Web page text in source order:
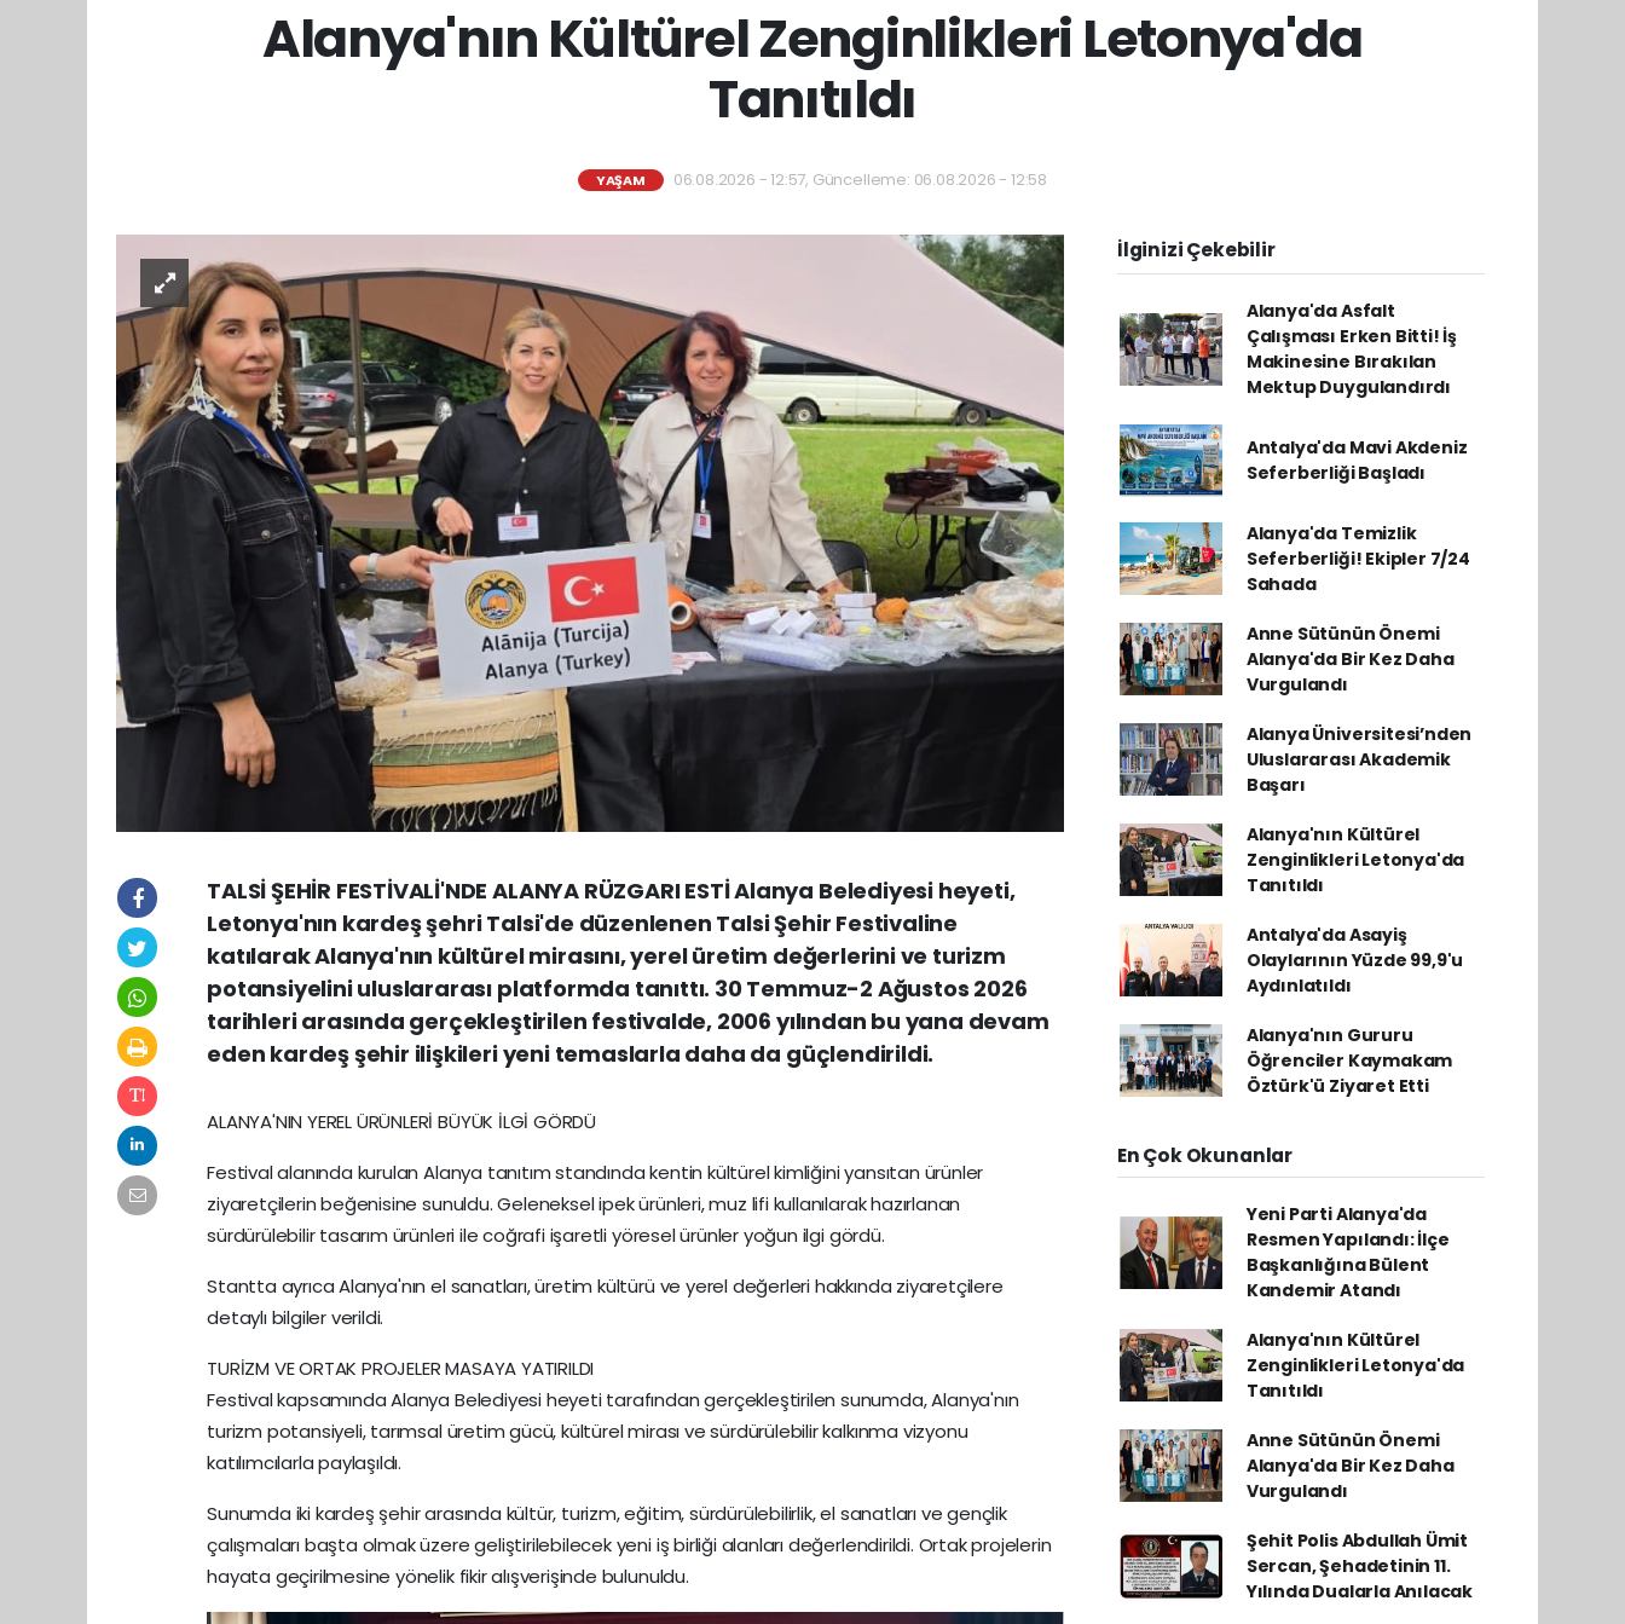
Alanya'nın Kültürel Zenginlikleri Letonya'da
Tanıtıldı
YAŞAM 06.08.2026 - 12:57, Güncelleme: 06.08.2026 - 12:58
TALSİ ŞEHİR FESTİVALİ'NDE ALANYA RÜZGARI ESTİ Alanya Belediyesi heyeti,
Letonya'nın kardeş şehri Talsi'de düzenlenen Talsi Şehir Festivaline
katılarak Alanya'nın kültürel mirasını, yerel üretim değerlerini ve turizm
potansiyelini uluslararası platformda tanıttı. 30 Temmuz-2 Ağustos 2026
tarihleri arasında gerçekleştirilen festivalde, 2006 yılından bu yana devam
eden kardeş şehir ilişkileri yeni temaslarla daha da güçlendirildi.
ALANYA'NIN YEREL ÜRÜNLERİ BÜYÜK İLGİ GÖRDÜ
Festival alanında kurulan Alanya tanıtım standında kentin kültürel kimliğini yansıtan ürünler
ziyaretçilerin beğenisine sunuldu. Geleneksel ipek ürünleri, muz lifi kullanılarak hazırlanan
sürdürülebilir tasarım ürünleri ile coğrafi işaretli yöresel ürünler yoğun ilgi gördü.
Stantta ayrıca Alanya'nın el sanatları, üretim kültürü ve yerel değerleri hakkında ziyaretçilere
detaylı bilgiler verildi.
TURİZM VE ORTAK PROJELER MASAYA YATIRILDI
Festival kapsamında Alanya Belediyesi heyeti tarafından gerçekleştirilen sunumda, Alanya'nın
turizm potansiyeli, tarımsal üretim gücü, kültürel mirası ve sürdürülebilir kalkınma vizyonu
katılımcılarla paylaşıldı.
Sunumda iki kardeş şehir arasında kültür, turizm, eğitim, sürdürülebilirlik, el sanatları ve gençlik
çalışmaları başta olmak üzere geliştirilebilecek yeni iş birliği alanları değerlendirildi. Ortak projelerin
hayata geçirilmesine yönelik fikir alışverişinde bulunuldu.
İlginizi Çekebilir
Alanya'da Asfalt
Çalışması Erken Bitti! İş
Makinesine Bırakılan
Mektup Duygulandırdı
Antalya'da Mavi Akdeniz
Seferberliği Başladı
Alanya'da Temizlik
Seferberliği! Ekipler 7/24
Sahada
Anne Sütünün Önemi
Alanya'da Bir Kez Daha
Vurgulandı
Alanya Üniversitesi’nden
Uluslararası Akademik
Başarı
Alanya'nın Kültürel
Zenginlikleri Letonya'da
Tanıtıldı
Antalya'da Asayiş
Olaylarının Yüzde 99,9'u
Aydınlatıldı
Alanya'nın Gururu
Öğrenciler Kaymakam
Öztürk'ü Ziyaret Etti
En Çok Okunanlar
Yeni Parti Alanya'da
Resmen Yapılandı: İlçe
Başkanlığına Bülent
Kandemir Atandı
Alanya'nın Kültürel
Zenginlikleri Letonya'da
Tanıtıldı
Anne Sütünün Önemi
Alanya'da Bir Kez Daha
Vurgulandı
Şehit Polis Abdullah Ümit
Sercan, Şehadetinin 11.
Yılında Dualarla Anılacak